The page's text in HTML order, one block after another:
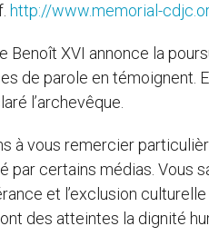
http://www.memorial-
Benoît XVI annonce la
de parole en témoignent.
l’archevêque.
à vous remercier
par certains médias. Vous
et l’exclusion
des atteintes la dignité